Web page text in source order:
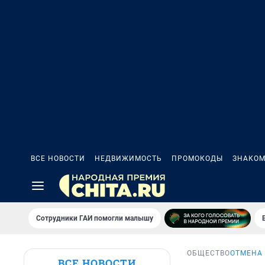
ВСЕ НОВОСТИ НЕДВИЖИМОСТЬ ПРОМОКОДЫ
Сотрудники ГАИ помогли малышу
ОБЩЕСТВООТМЕНА